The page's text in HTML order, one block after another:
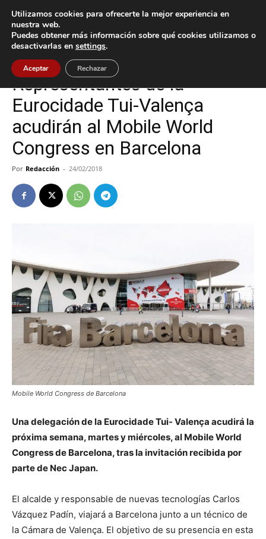
Inicio Tecnología
Tecnología Tui
Representantes de la
Eurocidade Tui-Valença
acudirán al Mobile World
Congress en Barcelona
Por Redacción - 24/02/2018
Mobile World Congress de Barcelona
Una delegación de la Eurocidade Tui- Valença acudirá la
próxima semana, martes y miércoles, al Mobile World
Congress de Barcelona, tras la invitación recibida por
parte de Nec Japan.
El alcalde y responsable de nuevas tecnologías Carlos
Vázquez Padín, viajará a Barcelona junto a un técnico de
la Cámara de Valença. El objetivo de su presencia en esta
Utilizamos cookies para ofrecerte la mejor experiencia en
nuestra web.
Puedes obtener más información sobre qué cookies utilizamos o
desactivarlas en settings.
Aceptar Rechazar